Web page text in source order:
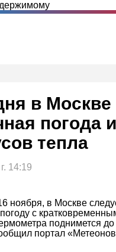
в Москве
погода
тепла
14:19
ноября, в Москве
с
поднимется
портал